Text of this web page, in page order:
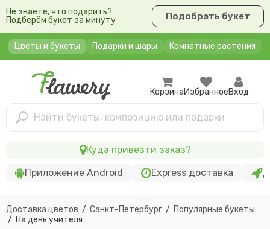
Не знаете, что подарить?
Подберём букет за минуту
Подобрать букет
Цветы и букеты Подарки и шары Комнатные растения
Найти букеты, композицию или подарки
КорзинаИзбранноеВход
Приложение Android Express доставка
Куда привезти заказ?
Доставка цветов / Санкт-Петербург / Популярные букеты
/ На день учителя